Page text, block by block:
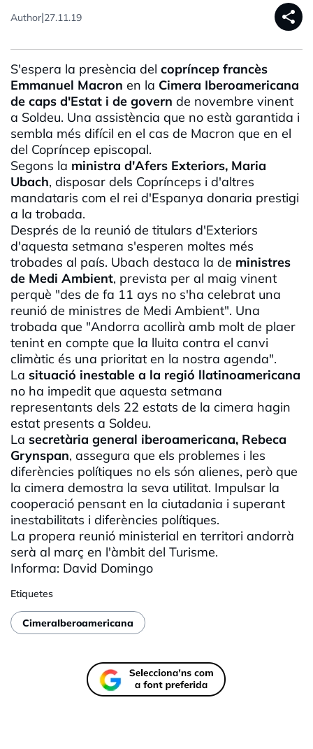
Author|27.11.19 share
S'espera la presència del copríncep francès
Emmanuel Macron en la Cimera Iberoamericana
de caps d'Estat i de govern de novembre vinent
a Soldeu. Una assistència que no està garantida i
sembla més difícil en el cas de Macron que en el
del Copríncep episcopal.
Segons la ministra d'Afers Exteriors, Maria
Ubach, disposar dels Coprínceps i d'altres
mandataris com el rei d'Espanya donaria prestigi
a la trobada.
Després de la reunió de titulars d'Exteriors
d'aquesta setmana s'esperen moltes més
trobades al país. Ubach destaca la de ministres
de Medi Ambient, prevista per al maig vinent
perquè "des de fa 11 ays no s'ha celebrat una
reunió de ministres de Medi Ambient". Una
trobada que "Andorra acollirà amb molt de plaer
tenint en compte que la lluita contra el canvi
climàtic és una prioritat en la nostra agenda".
La situació inestable a la regió llatinoamericana
no ha impedit que aquesta setmana
representants dels 22 estats de la cimera hagin
estat presents a Soldeu.
La secretària general iberoamericana, Rebeca
Grynspan, assegura que els problemes i les
diferències polítiques no els són alienes, però que
la cimera demostra la seva utilitat. Impulsar la
cooperació pensant en la ciutadania i superant
inestabilitats i diferències polítiques.
La propera reunió ministerial en territori andorrà
serà al març en l'àmbit del Turisme.
Informa: David Domingo
Etiquetes
CimeraIberoamericana